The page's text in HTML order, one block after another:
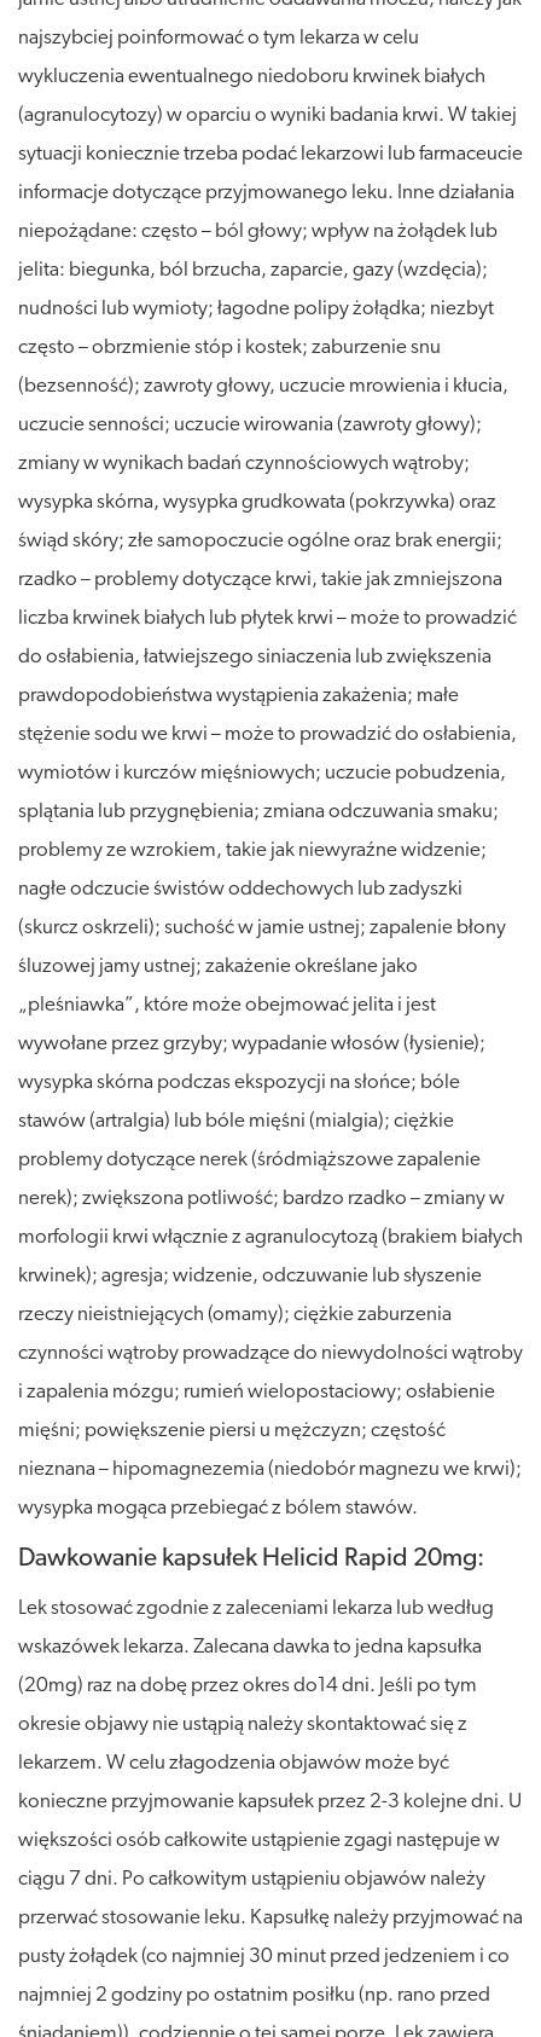
najszybciej poinformować o tym lekarza w celu
wykluczenia ewentualnego niedoboru krwinek białych
(agranulocytozy) w oparciu o wyniki badania krwi. W takiej
sytuacji koniecznie trzeba podać lekarzowi lub farmaceucie
informacje dotyczące przyjmowanego leku. Inne działania
niepożądane: często – ból głowy; wpływ na żołądek lub
jelita: biegunka, ból brzucha, zaparcie, gazy (wzdęcia);
nudności lub wymioty; łagodne polipy żołądka; niezbyt
często – obrzmienie stóp i kostek; zaburzenie snu
(bezsenność); zawroty głowy, uczucie mrowienia i kłucia,
uczucie senności; uczucie wirowania (zawroty głowy);
zmiany w wynikach badań czynnościowych wątroby;
wysypka skórna, wysypka grudkowata (pokrzywka) oraz
świąd skóry; złe samopoczucie ogólne oraz brak energii;
rzadko – problemy dotyczące krwi, takie jak zmniejszona
liczba krwinek białych lub płytek krwi – może to prowadzić
do osłabienia, łatwiejszego siniaczenia lub zwiększenia
prawdopodobieństwa wystąpienia zakażenia; małe
stężenie sodu we krwi – może to prowadzić do osłabienia,
wymiotów i kurczów mięśniowych; uczucie pobudzenia,
splątania lub przygnębienia; zmiana odczuwania smaku;
problemy ze wzrokiem, takie jak niewyraźne widzenie;
nagłe odczucie świstów oddechowych lub zadyszki
(skurcz oskrzeli); suchość w jamie ustnej; zapalenie błony
śluzowej jamy ustnej; zakażenie określane jako
„pleśniawka”, które może obejmować jelita i jest
wywołane przez grzyby; wypadanie włosów (łysienie);
wysypka skórna podczas ekspozycji na słońce; bóle
stawów (artralgia) lub bóle mięśni (mialgia); ciężkie
problemy dotyczące nerek (śródmiąższowe zapalenie
nerek); zwiększona potliwość; bardzo rzadko – zmiany w
morfologii krwi włącznie z agranulocytozą (brakiem białych
krwinek); agresja; widzenie, odczuwanie lub słyszenie
rzeczy nieistniejących (omamy); ciężkie zaburzenia
czynności wątroby prowadzące do niewydolności wątroby
i zapalenia mózgu; rumień wielopostaciowy; osłabienie
mięśni; powiększenie piersi u mężczyzn; częstość
nieznana – hipomagnezemia (niedobór magnezu we krwi);
wysypka mogąca przebiegać z bólem stawów.
Dawkowanie kapsułek Helicid Rapid 20mg:
Lek stosować zgodnie z zaleceniami lekarza lub według
wskazówek lekarza. Zalecana dawka to jedna kapsułka
(20mg) raz na dobę przez okres do14 dni. Jeśli po tym
okresie objawy nie ustąpią należy skontaktować się z
lekarzem. W celu złagodzenia objawów może być
konieczne przyjmowanie kapsułek przez 2-3 kolejne dni. U
większości osób całkowite ustąpienie zgagi następuje w
ciągu 7 dni. Po całkowitym ustąpieniu objawów należy
przerwać stosowanie leku. Kapsułkę należy przyjmować na
pusty żołądek (co najmniej 30 minut przed jedzeniem i co
najmniej 2 godziny po ostatnim posiłku (np. rano przed